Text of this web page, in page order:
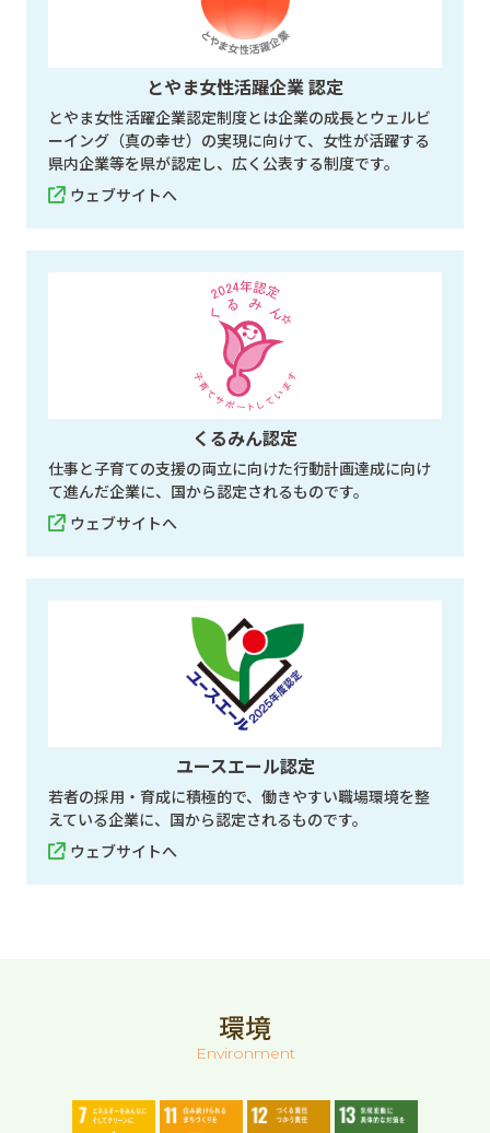
とやま女性活躍企業 認定
とやま女性活躍企業認定制度とは企業の成長とウェルビ
ーイング（真の幸せ）の実現に向けて、女性が活躍する
県内企業等を県が認定し、広く公表する制度です。
ウェブサイトへ
くるみん認定
仕事と子育ての支援の両立に向けた行動計画達成に向け
て進んだ企業に、国から認定されるものです。
ウェブサイトへ
ユースエール認定
若者の採用・育成に積極的で、働きやすい職場環境を整
えている企業に、国から認定されるものです。
ウェブサイトへ
環境
Environment